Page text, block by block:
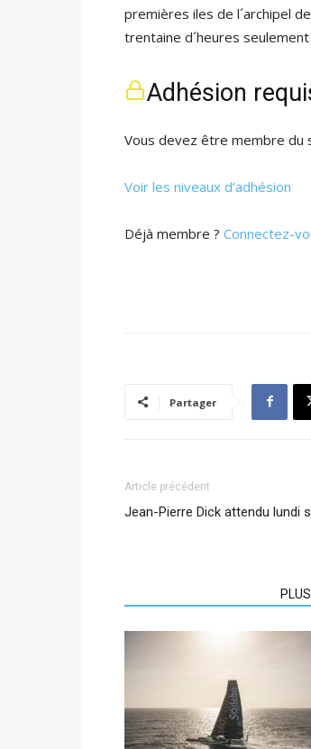
premières iles de l´archipel
trentaine d´heures
Adhésion
Vous devez être membre du
Voir les niveaux d’adhésion
Déjà membre ? Connectez-
Partager
Article précédent
Jean-Pierre Dick attendu lundi